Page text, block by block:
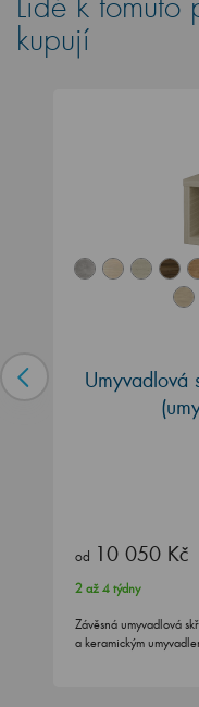
kupují
Umyvadlová
od 10 050 Kč
2 až 4 týdny
Závěsná umyvadlová
a keramickým